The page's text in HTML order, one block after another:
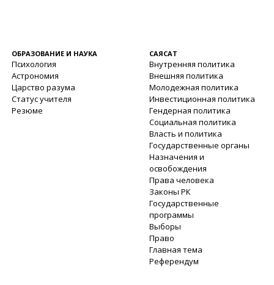
ОБРАЗОВАНИЕ И НАУКА
Психология
Астрономия
Царство разума
Статус учителя
Резюме
САЯСАТ
Внутренняя политика
Внешняя политика
Молодежная политика
Инвестиционная политика
Гендерная политика
Социальная политика
Власть и политика
Государственные органы
Назначения и
освобождения
Права человека
Законы РК
Государственные
программы
Выборы
Право
Главная тема
Референдум